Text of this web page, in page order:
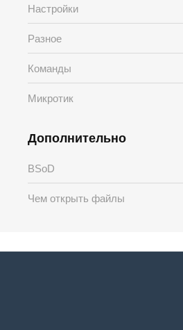
Настройки
Разное
Команды
Микротик
Дополнительно
BSoD
Чем открыть файлы